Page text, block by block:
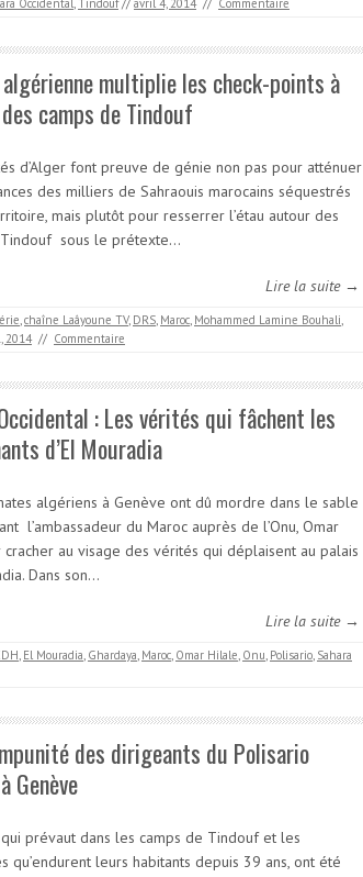
Occidental,Tindouf // avril 4, 2014 // Commentaire
algérienne multiplie les check-points à
camps de Tindouf
d’Alger font preuve de génie non pas pour atténuer
des milliers de Sahraouis marocains séquestrés
mais plutôt pour resserrer l’étau autour des
sous le prétexte…
Lire la suite →
,chaîne Laâyoune TV, DRS, Maroc, Mohammed Lamine Bouhali,
2014 // Commentaire
: Les vérités qui fâchent les
d’El Mouradia
algériens à Genève ont dû mordre dans le sable
l’ambassadeur du Maroc auprès de l’Onu, Omar
au visage des vérités qui déplaisent au palais
Dans son…
Lire la suite →
, El Mouradia, Ghardaya, Maroc, Omar Hilale, Onu, Polisario, Sahara
des dirigeants du Polisario
Genève
qui prévaut dans les camps de Tindouf et les
qu’endurent leurs habitants depuis 39 ans, ont été